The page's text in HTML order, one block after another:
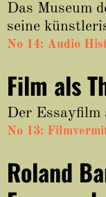
Das Museum
seine
No 14: Audio
Film als
Der Essayfilm
No 13:
Roland